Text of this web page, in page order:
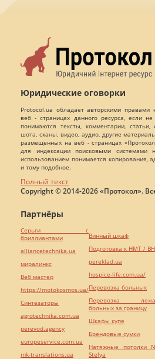
Юридические оговорки
Protocol.ua обладает авторскими
веб - страницах данного ресурса, если
понимаются тексты, комментарии,
шота, сканы, видео, аудио, другие
размещенных на веб - страницах
для индексации поисковыми системами
использованием понимается копирования,
и тому подобное.
Полный текст
Copyright © 2014-2026 «Протокол».
Партнёры
Серьги с
бриллиантами
alliancetechnika.ua
миралинкс
Веб мастер
https://motokosmos.ua/
Синтезаторы
agrotechnika.com.ua
perevod.agency
europeservice.com.ua
mk-translations.ua
Винный шкаф
Подготовка к НМТ /
pereklad.ua
hospice-life.com.ua/
Перевозка больных
Перевозка
больных за границу
Шкафы купе
Брендовые сумки
Натяжные потолки
Stelya